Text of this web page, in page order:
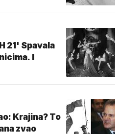
21' Spavala
I
Krajina? To
zvao